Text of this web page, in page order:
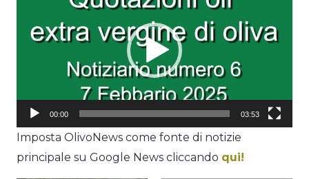
00:00 03:53
Imposta OlivoNews come fonte di notizie
principale su Google News cliccando qui!